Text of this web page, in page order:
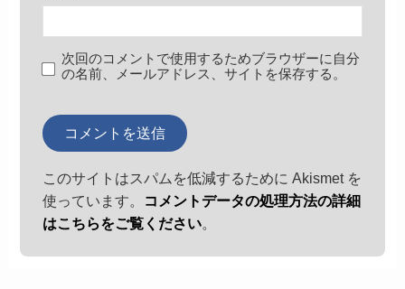
次回のコメントで使用するためブラウザーに自分
の名前、メールアドレス、サイトを保存する。
このサイトはスパムを低減するために Akismet を
使っています。
コメントデータの処理方法の詳細
はこちらをご覧ください。